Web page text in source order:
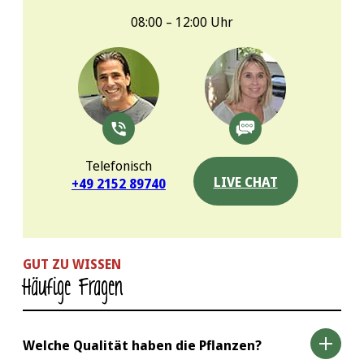
08:00 – 12:00 Uhr
Telefonisch
+49 2152 89740
LIVE CHAT
GUT ZU WISSEN
Häufige Fragen
Welche Qualität haben die Pflanzen?